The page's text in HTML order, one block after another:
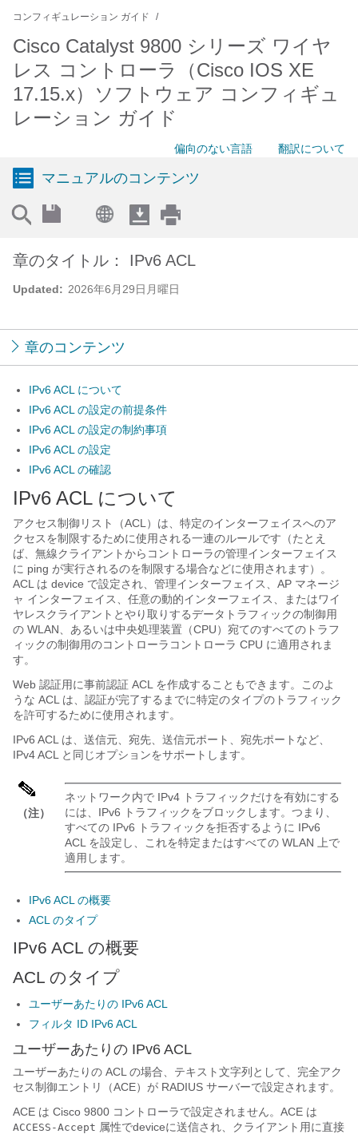
コンフィギュレーション ガイド
Cisco Catalyst 9800 シリーズ ワイヤ
レス コントローラ（Cisco IOS XE
17.15.x）ソフトウェア コンフィギュ
レーション ガイド
偏向のない言語 翻訳について
マニュアルのコンテンツ
Updated: 2026年6月29日月曜日
章のタイトル： IPv6 ACL
章のコンテンツ
IPv6 ACL について
IPv6 ACL の設定の前提条件
IPv6 ACL の設定の制約事項
IPv6 ACL の設定
IPv6 ACL の確認
IPv6 ACL について
アクセス制御リスト（ACL）は、特定のインターフェイスへのア
クセスを制限するために使用される一連のルールです（たとえ
ば、無線クライアントから コントローラの管理インターフェイス
に ping が実行されるのを制限する場合などに使用されます）。
ACL は device で設定され、管理インターフェイス、AP マネージ
ャ インターフェイス、任意の動的インターフェイス、またはワイ
ヤレスクライアントとやり取りするデータトラフィックの制御用
の WLAN、あるいは中央処理装置（CPU）宛てのすべてのトラフ
ィックの制御用のコントローラ コントローラ CPU に適用されま
す。
Web 認証用に事前認証 ACL を作成することもできます。このよ
うな ACL は、認証が完了するまでに特定のタイプのトラフィック
を許可するために使用されます。
IPv6 ACL は、送信元、宛先、送信元ポート、宛先ポートなど、
IPv4 ACL と同じオプションをサポートします。
（注）
ネットワーク内で IPv4 トラフィックだけを有効にする
には、IPv6 トラフィックをブロックします。つまり、
すべての IPv6 トラフィックを拒否するように IPv6
ACL を設定し、これを特定またはすべての WLAN 上で
適用します。
IPv6 ACL の概要
ACL のタイプ
IPv6 ACL の概要
ACL のタイプ
ユーザーあたりの IPv6 ACL
フィルタ ID IPv6 ACL
ユーザーあたりの IPv6 ACL
ユーザーあたりの ACL の場合、テキスト文字列として、完全アク
セス制御エントリ（ACE）が RADIUS サーバーで設定されます。
ACE は Cisco 9800 コントローラで設定されません。ACE は
ACCESS-Accept 属性でdeviceに送信され、クライアント用に直接